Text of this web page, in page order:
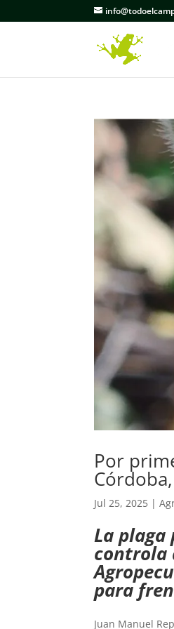
Por
Jul 25, 2025 |
La plaga
controla
para
Juan Manuel